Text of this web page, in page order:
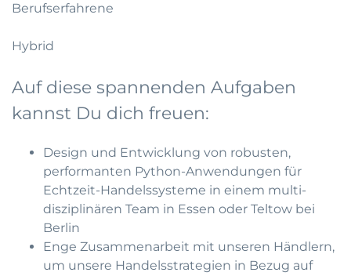
Berufserfahrene
Hybrid
Auf diese spannenden Aufgaben
kannst Du dich freuen:
Design und Entwicklung von robusten,
performanten Python-Anwendungen für
Echtzeit-Handelssysteme in einem multi-
disziplinären Team in Essen oder Teltow bei
Berlin
Enge Zusammenarbeit mit unseren Händlern,
um unsere Handelsstrategien in Bezug auf